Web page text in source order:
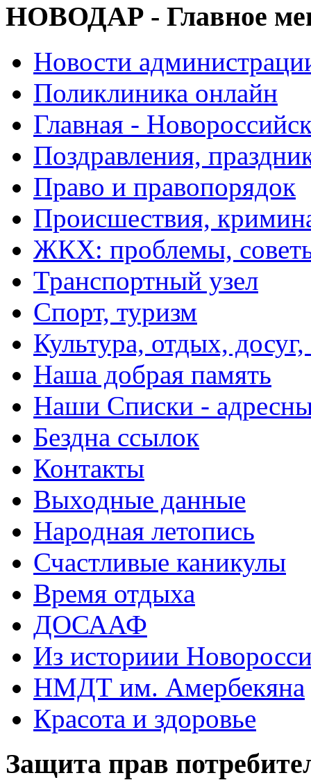
НОВОДАР - Главное
Новости
Поликлиника онлайн
Главная -
Поздравления,
Право и правопорядок
Происшествия,
ЖКХ: проблемы,
Транспортный узел
Спорт, туризм
Культура, отдых,
Наша добрая память
Наши Списки -
Бездна ссылок
Контакты
Выходные данные
Народная летопись
Счастливые каникулы
Время отдыха
ДОСААФ
Из историии
НМДТ им. Амербекяна
Красота и здоровье
Защита прав